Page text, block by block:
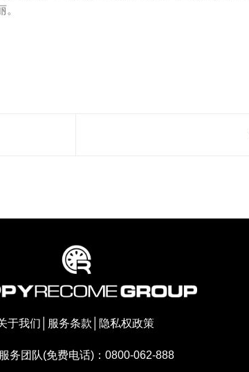
于我们 服务条款 隐私权政策
务团队(免费电话)：0800-062-888